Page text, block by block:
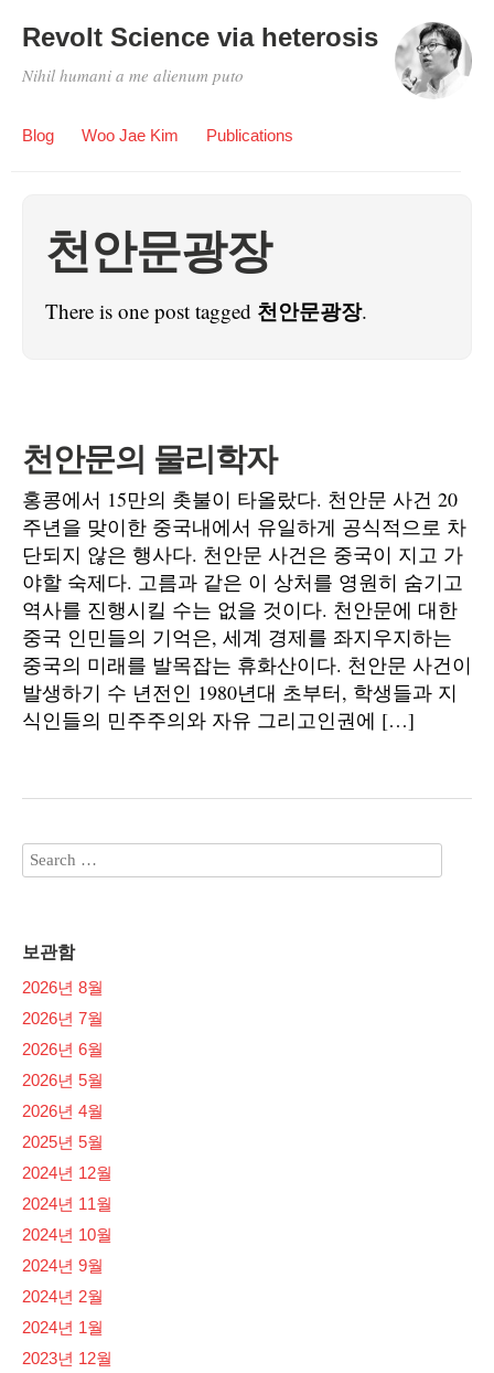
Revolt Science via heterosis
Nihil humani a me alienum puto
Blog Woo Jae Kim Publications
천안문광장
There is one post tagged 천안문광장.
천안문의 물리학자
홍콩에서 15만의 촛불이 타올랐다. 천안문 사건 20
주년을 맞이한 중국내에서 유일하게 공식적으로 차
단되지 않은 행사다. 천안문 사건은 중국이 지고 가
야할 숙제다. 고름과 같은 이 상처를 영원히 숨기고
역사를 진행시킬 수는 없을 것이다. 천안문에 대한
중국 인민들의 기억은, 세계 경제를 좌지우지하는
중국의 미래를 발목잡는 휴화산이다. 천안문 사건이
발생하기 수 년전인 1980년대 초부터, 학생들과 지
식인들의 민주주의와 자유 그리고인권에 […]
보관함
2026년 8월
2026년 7월
2026년 6월
2026년 5월
2026년 4월
2025년 5월
2024년 12월
2024년 11월
2024년 10월
2024년 9월
2024년 2월
2024년 1월
2023년 12월